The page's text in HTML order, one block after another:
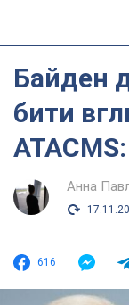
Байден
бити
Анна
616